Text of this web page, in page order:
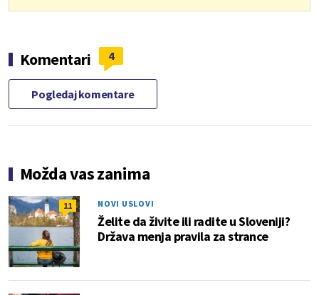
Komentari 4
Pogledaj komentare
Možda vas zanima
11 NOVI USLOVI
Želite da živite ili radite u Sloveniji?
Država menja pravila za strance